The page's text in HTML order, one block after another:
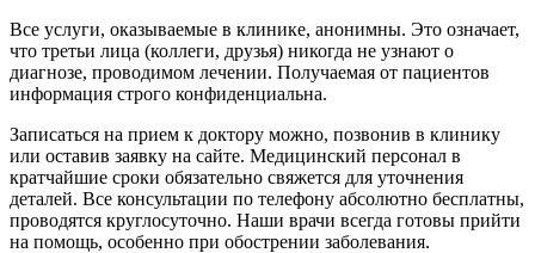
Все услуги, оказываемые в клинике, анонимны. Это означает,
что третьи лица (коллеги, друзья) никогда не узнают о
диагнозе, проводимом лечении. Получаемая от пациентов
информация строго конфиденциальна.
Записаться на прием к доктору можно, позвонив в клинику
или оставив заявку на сайте. Медицинский персонал в
кратчайшие сроки обязательно свяжется для уточнения
деталей. Все консультации по телефону абсолютно бесплатны,
проводятся круглосуточно. Наши врачи всегда готовы прийти
на помощь, особенно при обострении заболевания.